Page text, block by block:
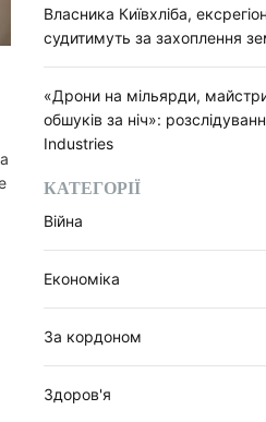
Власника Київхліба,
судитимуть за захоплення
«Дрони на мільярди,
обшуків за ніч»:
Industries
КАТЕГОРІЇ
Війна
Економіка
За кордоном
Здоров'я